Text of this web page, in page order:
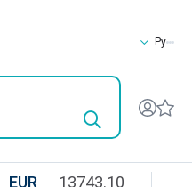
Ру
EUR 13743.10